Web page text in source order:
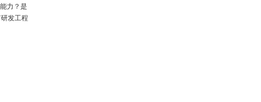
力？是
发工程